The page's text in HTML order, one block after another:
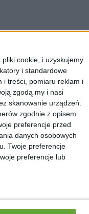
cookie, i uzyskujemy
i standardowe
i treści, pomiaru reklam i
zgodą my i nasi
skanowanie urządzeń.
zgodnie z opisem
preferencje przed
danych osobowych
Twoje preferencje
preferencje lub